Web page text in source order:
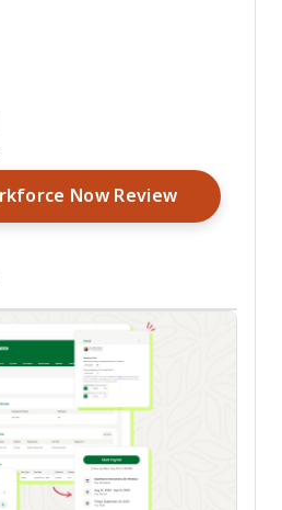
Now ReviewOpens